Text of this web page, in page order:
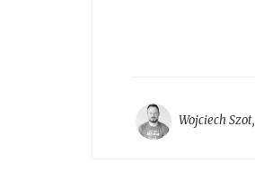
Wojciech Szot,